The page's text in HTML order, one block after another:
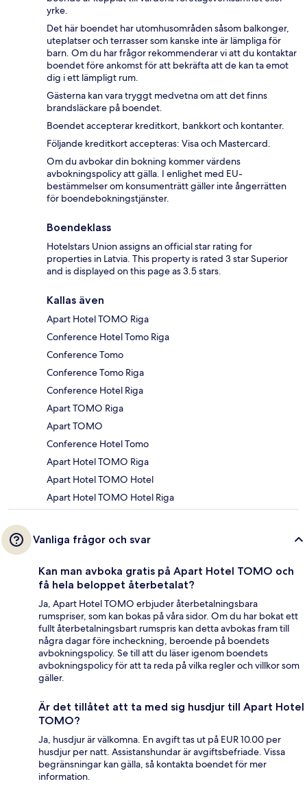
yrke.
Det här boendet har utomhusområden såsom balkonger,
uteplatser och terrasser som kanske inte är lämpliga för
barn. Om du har frågor rekommenderar vi att du kontaktar
boendet före ankomst för att bekräfta att de kan ta emot
dig i ett lämpligt rum.
Gästerna kan vara tryggt medvetna om att det finns
brandsläckare på boendet.
Boendet accepterar kreditkort, bankkort och kontanter.
Följande kreditkort accepteras: Visa och Mastercard.
Om du avbokar din bokning kommer värdens
avbokningspolicy att gälla. I enlighet med EU-
bestämmelser om konsumenträtt gäller inte ångerrätten
för boendebokningstjänster.
Boendeklass
Hotelstars Union assigns an official star rating for
properties in Latvia. This property is rated 3 star Superior
and is displayed on this page as 3.5 stars.
Kallas även
Apart Hotel TOMO Riga
Conference Hotel Tomo Riga
Conference Tomo
Conference Tomo Riga
Conference Hotel Riga
Apart TOMO Riga
Apart TOMO
Conference Hotel Tomo
Apart Hotel TOMO Riga
Apart Hotel TOMO Hotel
Apart Hotel TOMO Hotel Riga
Vanliga frågor och svar
Kan man avboka gratis på Apart Hotel TOMO och
få hela beloppet återbetalat?
Ja, Apart Hotel TOMO erbjuder återbetalningsbara
rumspriser, som kan bokas på våra sidor. Om du har bokat ett
fullt återbetalningsbart rumspris kan detta avbokas fram till
några dagar före incheckning, beroende på boendets
avbokningspolicy. Se till att du läser igenom boendets
avbokningspolicy för att ta reda på vilka regler och villkor som
gäller.
Är det tillåtet att ta med sig husdjur till Apart Hotel
TOMO?
Ja, husdjur är välkomna. En avgift tas ut på EUR 10.00 per
husdjur per natt. Assistanshundar är avgiftsbefriade. Vissa
begränsningar kan gälla, så kontakta boendet för mer
information.